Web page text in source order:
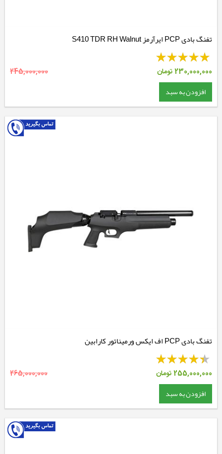
تفنگ بادی PCP ایرآرمز S410 TDR RH Walnut
230,000,000تومان 245,000,000
افزودن به سبد
تفنگ بادی PCP اف ایکس ورمیناتور کارابین
255,000,000تومان 265,000,000
افزودن به سبد